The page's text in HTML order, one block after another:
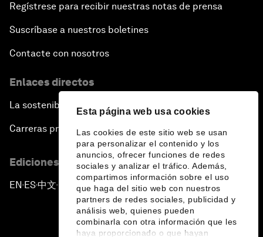
Esta página web usa cookies
Las cookies de este sitio web se usan
para personalizar el contenido y los
anuncios, ofrecer funciones de redes
sociales y analizar el tráfico. Además,
compartimos información sobre el uso
que haga del sitio web con nuestros
partners de redes sociales, publicidad y
análisis web, quienes pueden
combinarla con otra información que les
haya proporcionado o que hayan
Regístrese para recibir nuestras notas de prensa
Suscríbase a nuestros boletines
Contacte con nosotros
Enlaces directos
La sostenibilidad en el Foro
Carreras profesionales
Ediciones en otros idiomas
EN ▪ES▪中文▪ 日本語